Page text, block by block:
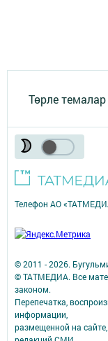
Төрле темалар
© 2011 - 2026.
© ТАТМЕДИА. Все
законом.
Перепечатка,
информации,
размещенной на
Телефон АО